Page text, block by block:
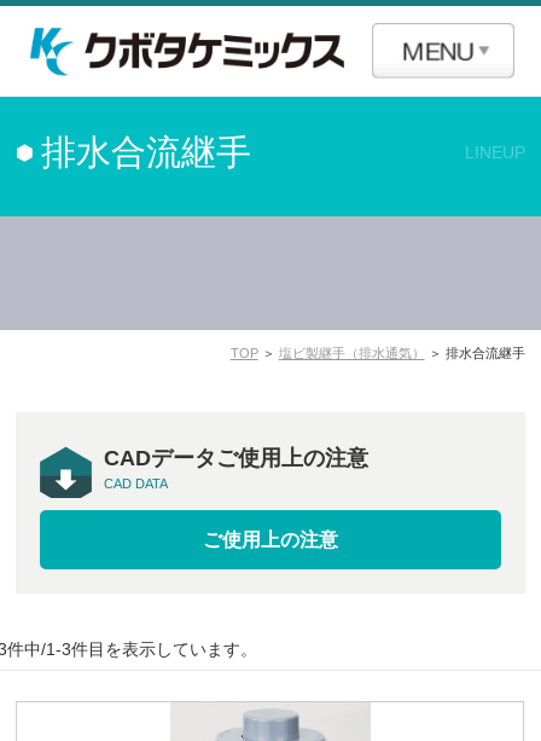
排水合流継手 LINEUP
TOP＞ 塩ビ製継手（排水通気） ＞ 排水合流継手
CADデータご使用上の注意
CAD DATA
ご使用上の注意
件中/1-3件目を表示しています。